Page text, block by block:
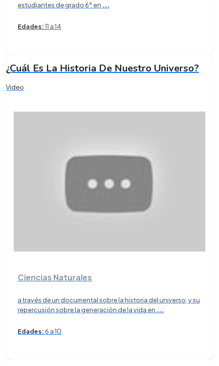
estudiantes de grado 6º en ...
Edades:11 a 14
¿Cuál Es La Historia De Nuestro Universo?
Video
Ciencias Naturales
a través de un documental sobre la historia del universo, y su
repercusión sobre la generación de la vida en ...
Edades: 6 a 10